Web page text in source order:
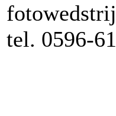
tel. 0596-